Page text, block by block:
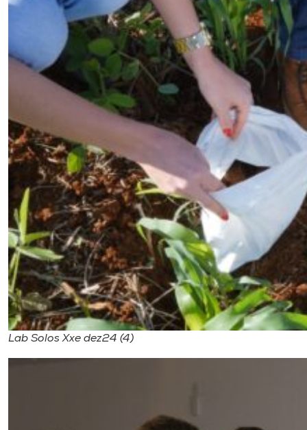
Lab Solos Xxe dez24 (4)